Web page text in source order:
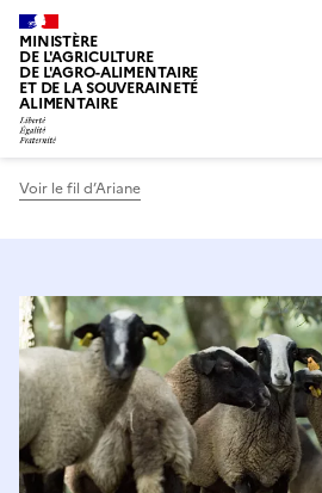
MINISTÈRE
DE L'AGRICULTURE
DE L'AGRO-ALIMENTAIRE
ET DE LA SOUVERAINETÉ
ALIMENTAIRE
Voir le fil d’Ariane